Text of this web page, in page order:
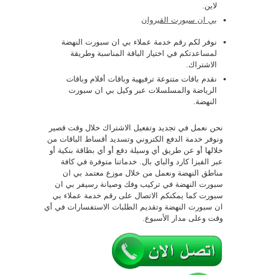
لاين.
بي ان سبورت القيروان
نوفر لكم رقم خدمة عملاء بي ان سبورت النهضة
لمساعدتكم في اختيار الباقة المناسبة وطريقة
الاشتراك.
نقدم باقات متنوعة ترفيهية وباقات أفلام وباقات
الرياضة والمسلسلات عبر وكيل بي ان سبورت
النهضة.
نحن نعمل في تجديد وتفعيل الاشتراك خلال وقت قصير
ونوفر خدمة الدفع الكتروني وتسديد أقساط الباقات من
خلالها أو عن طريق أي وسيلة دفع أو أي بطاقة بنكية أو
عبر الفيزا كارد والباي بال. خدماتنا متوفرة في كافة
مناطق النهضة ونعمل من خلال موزع معتمد بي ان
سبورت النهضة في تركيب وفك وصيانة رسيفر بي ان
سبورت كما يمكنكم الاتصال على رقم خدمة عملاء بي
ان سبورت النهضة وتقديم الطلبات الاستفسارات في أي
وقت وعلى مدار الأسبوع.